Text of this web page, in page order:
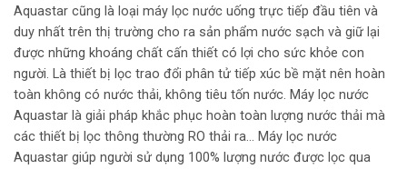
Aquastar cũng là loại máy lọc nước uống trực tiếp đầu tiên và
duy nhất trên thị trường cho ra sản phẩm nước sạch và giữ lại
được những khoáng chất cấn thiết có lợi cho sức khỏe con
người. Là thiết bị lọc trao đổi phân tử tiếp xúc bề mặt nên hoàn
toàn không có nước thải, không tiêu tốn nước. Máy lọc nước
Aquastar là giải pháp khắc phục hoàn toàn lượng nước thải mà
các thiết bị lọc thông thường RO thải ra… Máy lọc nước
Aquastar giúp người sử dụng 100% lượng nước được lọc qua